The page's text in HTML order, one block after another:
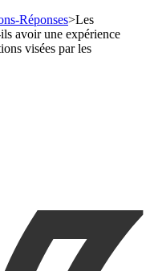
Réponses>Les
avoir une expérience
visées par les